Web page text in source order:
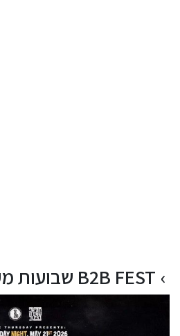
B2B FEST שבועות מקלף חיפה 2026